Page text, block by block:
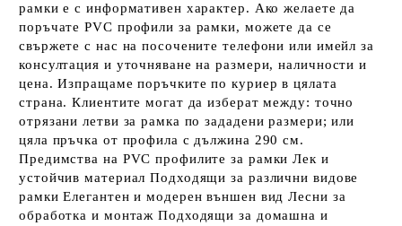
рамки е с информативен характер. Ако желаете да
поръчате PVC профили за рамки, можете да се
свържете с нас на посочените телефони или имейл за
консултация и уточняване на размери, наличности и
цена. Изпращаме поръчките по куриер в цялата
страна. Клиентите могат да изберат между: точно
отрязани летви за рамка по зададени размери; или
цяла пръчка от профила с дължина 290 см.
Предимства на PVC профилите за рамки Лек и
устойчив материал Подходящи за различни видове
рамки Елегантен и модерен външен вид Лесни за
обработка и монтаж Подходящи за домашна и